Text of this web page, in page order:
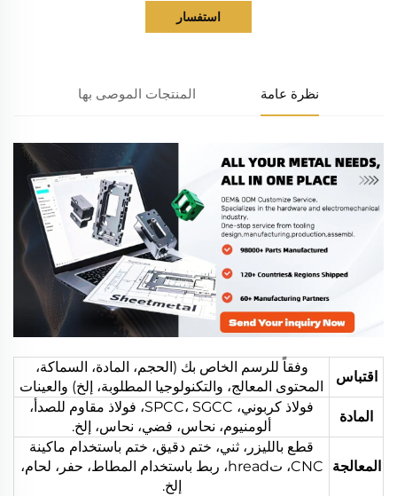
استفسار
نظرة عامة المنتجات الموصى بها
اقتباس
وفقاً للرسم الخاص بك (الحجم، المادة، السماكة،
المحتوى المعالج، والتكنولوجيا المطلوبة، إلخ) والعينات
المادة
فولاذ كربوني، SPCC، SGCC، فولاذ مقاوم للصدأ،
ألومنيوم، نحاس، فضي، نحاس، إلخ.
المعالجة
قطع بالليزر، ثني، ختم دقيق، ختم باستخدام ماكينة
CNC، تhread، ربط باستخدام المطاط، حفر، لحام،
إلخ.